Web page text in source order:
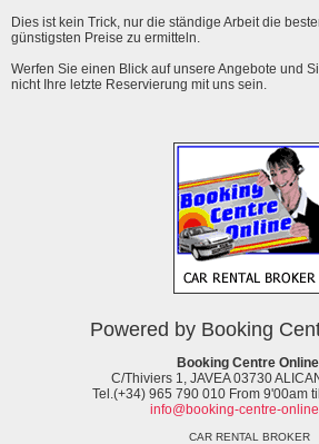
Dies ist kein Trick, nur die ständige Arbeit die
günstigsten Preise zu ermitteln.
Werfen Sie einen Blick auf unsere Angebote und
nicht Ihre letzte Reservierung mit uns sein.
Powered by Booking
Booking Centre Online
C/Thiviers 1, JAVEA 03730
Tel.(+34) 965 790 010 From 9'00am
info@booking-centre-
CAR RENTAL BROKER